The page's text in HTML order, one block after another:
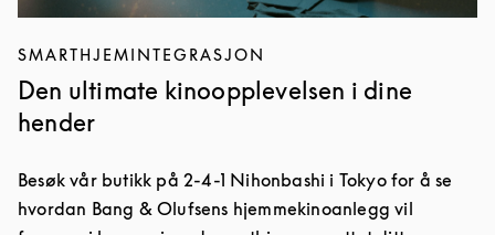
SMARTHJEMINTEGRASJON
Den ultimate kinoopplevelsen i dine
hender
Besøk vår butikk på 2-4-1 Nihonbashi i Tokyo for å se
hvordan Bang & Olufsens hjemmekinoanlegg vil